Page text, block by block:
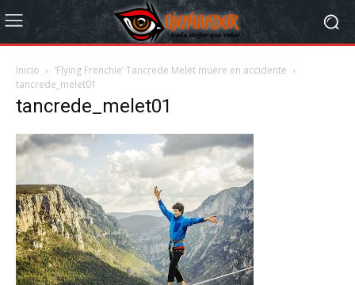
Inicio
‘Flying Frenchie’ Tancrede Melet muere en accidente
tancrede_melet01
tancrede_melet01